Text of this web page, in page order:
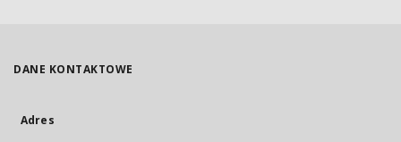
DANE KONTAKTOWE
Adres